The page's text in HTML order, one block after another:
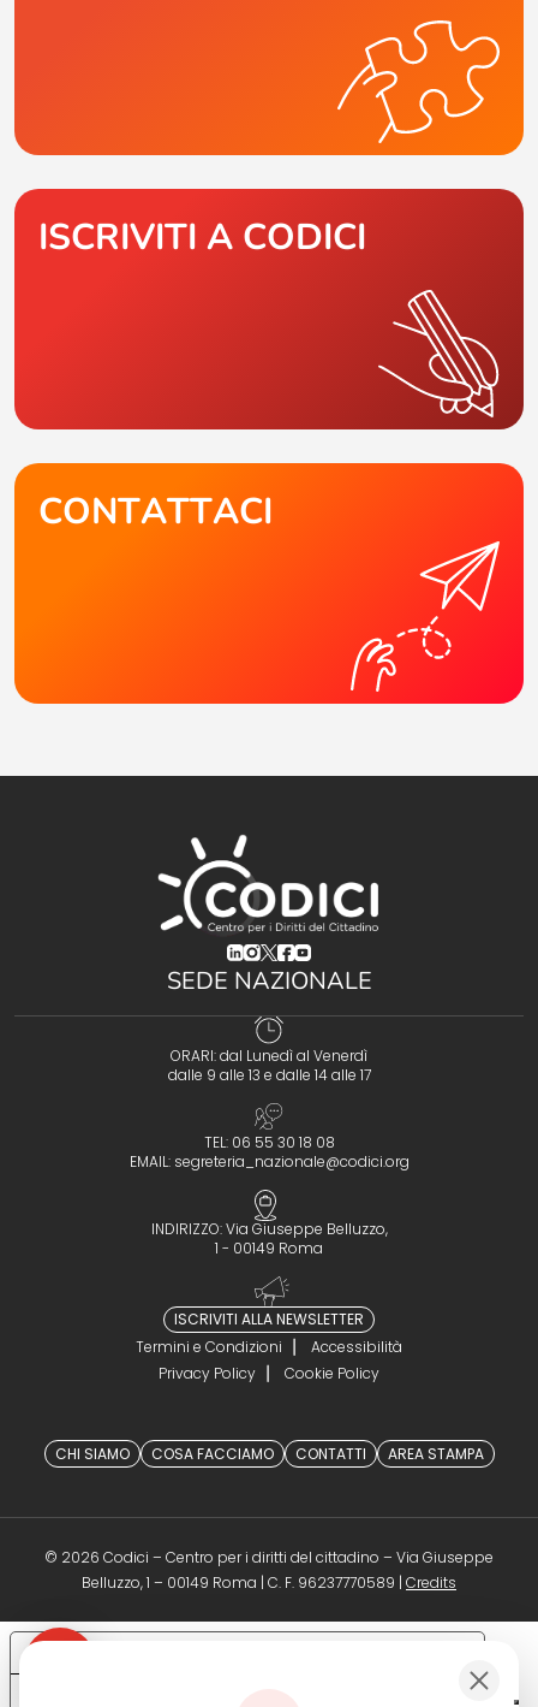
ISCRIVITI A CODICI
CONTATTACI
(opens in a new tab)
(opens in a new tab)
(opens in a new tab)
(opens in a new tab)
(opens in a new tab)
SEDE NAZIONALE
ORARI: dal Lunedì al Venerdì
dalle 9 alle 13 e dalle 14 alle 17
TEL: 06 55 30 18 08
EMAIL: segreteria_nazionale@codici.org
INDIRIZZO: Via Giuseppe Belluzzo,
1 - 00149 Roma
ISCRIVITI ALLA NEWSLETTER
Termini e Condizioni
Accessibilità
Privacy Policy
Cookie Policy
CHI SIAMO COSA FACCIAMO CONTATTI AREA STAMPA
© 2026 Codici – Centro per i diritti del cittadino – Via Giuseppe
Belluzzo, 1 – 00149 Roma | C. F. 96237770589 | Credits